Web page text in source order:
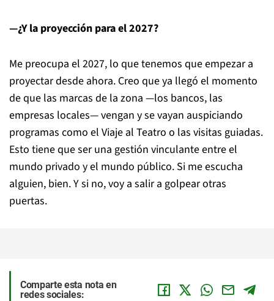
—¿Y la proyección para el 2027?
Me preocupa el 2027, lo que tenemos que empezar a
proyectar desde ahora. Creo que ya llegó el momento
de que las marcas de la zona —los bancos, las
empresas locales— vengan y se vayan auspiciando
programas como el Viaje al Teatro o las visitas guiadas.
Esto tiene que ser una gestión vinculante entre el
mundo privado y el mundo público. Si me escucha
alguien, bien. Y si no, voy a salir a golpear otras
puertas.
Comparte esta nota en
redes sociales: